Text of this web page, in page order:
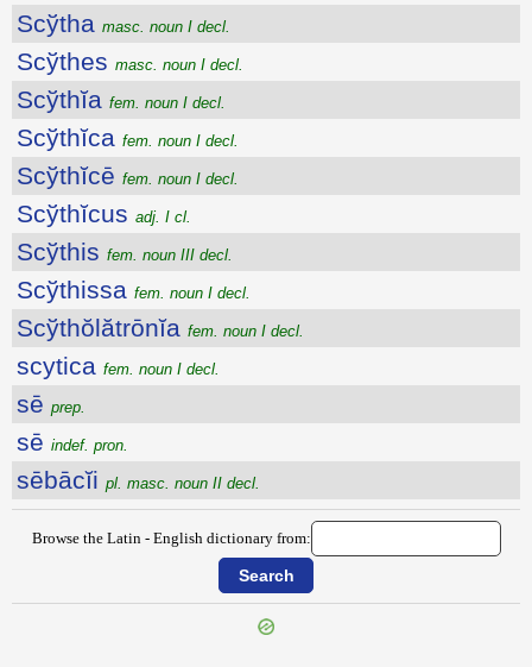
Scўtha masc. noun I decl.
Scўthes masc. noun I decl.
Scўthĭa fem. noun I decl.
Scўthĭca fem. noun I decl.
Scўthĭcē fem. noun I decl.
Scўthĭcus adj. I cl.
Scўthis fem. noun III decl.
Scўthissa fem. noun I decl.
Scўthŏlătrōnĭa fem. noun I decl.
scytica fem. noun I decl.
sē prep.
sē indef. pron.
sēbācĭi pl. masc. noun II decl.
Browse the Latin - English dictionary from: